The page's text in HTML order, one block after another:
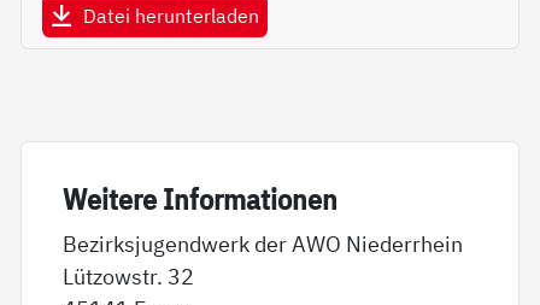
Datei herunterladen
Wei­te­re In­for­ma­tio­nen
Bezirksjugendwerk der AWO Niederrhein
Lützowstr. 32